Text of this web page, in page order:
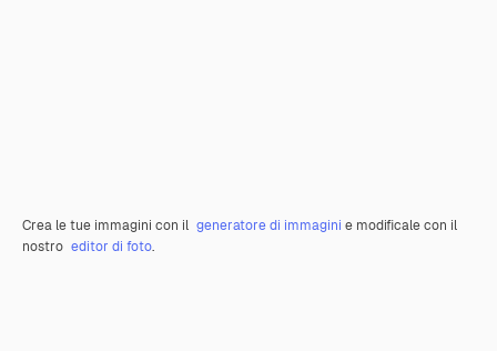
Crea le tue immagini con il generatore di immagini e modificale con il
nostro editor di foto.